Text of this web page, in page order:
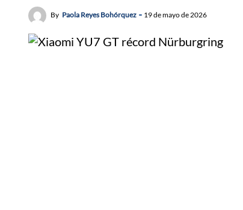
By Paola Reyes Bohórquez 19 de mayo de 2026